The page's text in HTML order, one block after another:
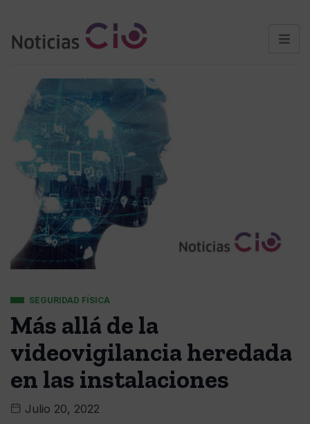
SEGURIDAD FÍSICA
Más allá de la
videovigilancia heredada
en las instalaciones
Julio 20, 2022